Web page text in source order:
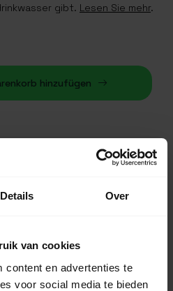
Details Over
van cookies
content en advertenties te
voor social media te bieden
gibt. Lesen Sie mehr.
hinzufügen
, dan wordt je
verzonden
€ (NL, BE & DE)
nonsense Rückgaberecht
Uhr per Chat, Telefon oder